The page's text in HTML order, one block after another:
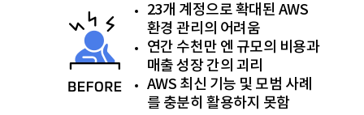
23개 계정으로 확대된 AWS
환경 관리의 어려움
연간 수천만 엔 규모의 비용과
매출 성장 간의 괴리
AWS 최신 기능 및 모범 사례
를 충분히 활용하지 못함